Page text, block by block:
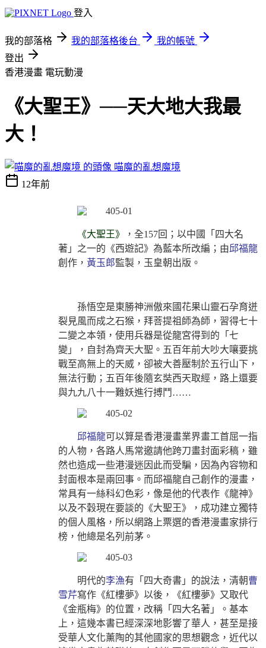
登入
我的部落格 我的部落格後台
我的帳號
登出
香港漫畫 電玩動漫
《大聖王》──天大地大我最
大！
喵魔的亂想魔境
12年前
《大聖王》
，全157回；以中國「四大名
著」之一的《西遊記》為藍本所改編；由 邱福龍
創作， 黃玉郎監製，玉皇朝出版。
孫悟空是東勝神洲傲來國花果山靈石孕育迸
裂見風而成之石猴，拜菩提祖師為師，習得七十
二變之本領，使用兵器是從龍宮得到的「七
變」，自封為齊天大聖。五百年前大吵大嚷要挑
戰至高無上的天威，卻被大善壓制於五行山下，
無法行動；五百年後隨玄奘西天取經，路上還要
與九九八十一難妖進行搏鬥……
邱福龍可以算是香港漫畫業界畫工首屈一指
的人物，各路人馬常邀請他跨刀畫封面彩稿，雖
然也造成一些港漫迷因此而受騙，因為內容物和
封面根本是兩回事。而邱福龍自己創作的漫畫，
常具有一絲科幻色彩，像是他的代表作《龍神》
以及不穀現在要談的《大聖王》，成功建立獨特
的個人風格，所以網路上票選的香港漫畫家排行
榜，他總是名列前茅。
明代的李漁有「四大奇書」的說法，清朝曹
雪芹寫作《紅樓夢》以後，《紅樓夢》又取代
《金瓶梅》的位置，改稱「四大名著」。基本
上，這幾本書已經深深地影響了華人，甚至是接
受華人文化薰陶的其他國家的思想觀念，近代以